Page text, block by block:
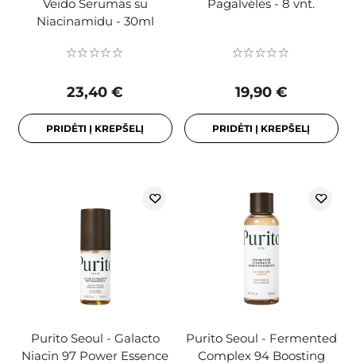
Veido Serumas su
Niacinamidu - 30ml
23,40 €
PRIDĖTI Į KREPŠELĮ
Pagalvėlės - 8 vnt.
19,90 €
PRIDĖTI Į KREPŠELĮ
Purito Seoul - Galacto
Niacin 97 Power Essence
Purito Seoul - Fermented
Complex 94 Boosting